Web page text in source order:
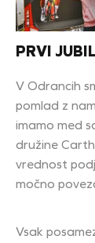
PRVI
V Odrancih
pomlad z
imamo med
družine
vrednost
močno
Vsak